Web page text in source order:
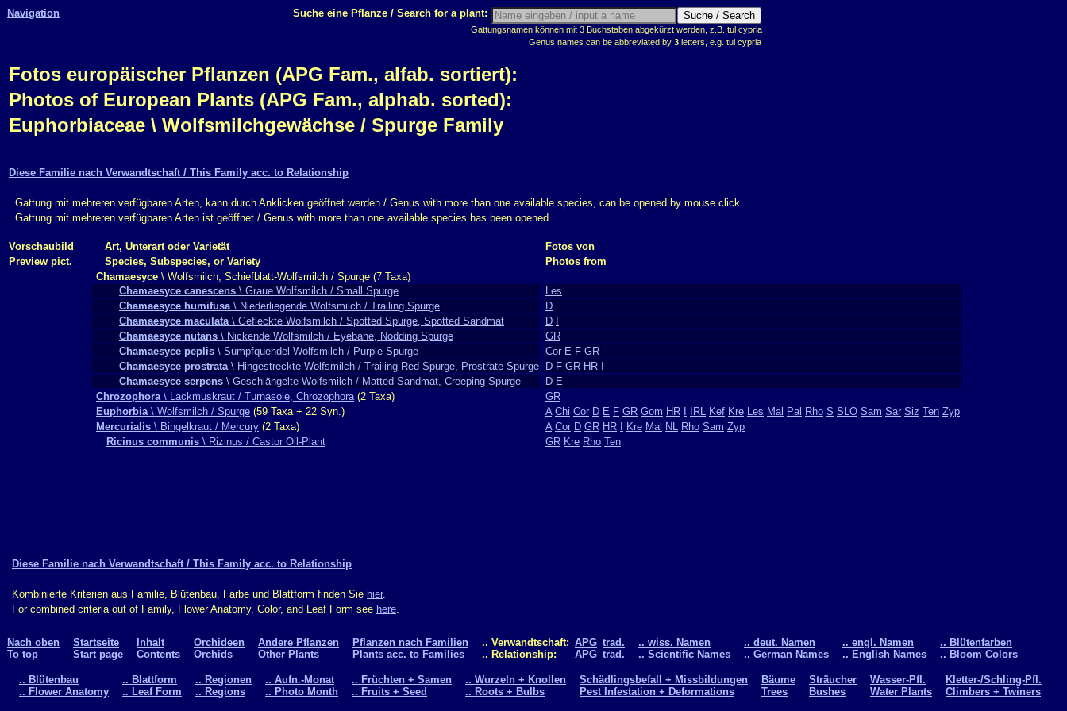
Navigation Suche eine Pflanze / Search for a plant:
Gattungsnamen können mit 3 Buchstaben abgekürzt werden, z.B. tul cypria
Genus names can be abbreviated by 3 letters, e.g. tul cypria
Fotos europäischer Pflanzen (APG Fam., alfab. sortiert):
Photos of European Plants (APG Fam., alphab. sorted):
Euphorbiaceae \ Wolfsmilchgewächse / Spurge Family
Diese Familie nach Verwandtschaft / This Family acc. to Relationship
Gattung mit mehreren verfügbaren Arten, kann durch Anklicken geöffnet werden / Genus with more than one available species, can be opened by mouse click
Gattung mit mehreren verfügbaren Arten ist geöffnet / Genus with more than one available species has been opened
Vorschaubild Art, Unterart oder Varietät
Fotos von
Preview pict.
Species, Subspecies, or Variety
Photos from
Chamaesyce \ Wolfsmilch, Schiefblatt-Wolfsmilch / Spurge (7 Taxa)
Chamaesyce canescens \ Graue Wolfsmilch / Small Spurge
Les
Chamaesyce humifusa\ Niederliegende Wolfsmilch / Trailing Spurge
D
Chamaesyce maculata\ Gefleckte Wolfsmilch / Spotted Spurge, Spotted Sandmat D
Chamaesyce nutans \ Nickende Wolfsmilch / Eyebane, Nodding Spurge
GR
Chamaesyce peplis \ Sumpfquendel-Wolfsmilch / Purple Spurge Cor E F GR
Chamaesyce prostrata\ Hingestreckte Wolfsmilch / Trailing Red Spurge, Prostrate Spurge D F GR HR
Chamaesyce serpens \ Geschlängelte Wolfsmilch / Matted Sandmat, Creeping Spurge D E
Chrozophora\ Lackmuskraut / Turnasole, Chrozophora(2 Taxa)
GR
Euphorbia\ Wolfsmilch / Spurge (59 Taxa + 22 Syn.) A Chi Cor D E F GR Gom HR IRL Kef Kre Les Mal Pal Rho S SLO Sam Sar Siz Ten Zyp
Mercurialis \ Bingelkraut / Mercury (2 Taxa) A Cor D GR HR Kre Mal NL Rho Sam Zyp
Ricinus communis \ Rizinus / Castor Oil-Plant GR Kre Rho Ten
Diese Familie nach Verwandtschaft / This Family acc. to Relationship
Kombinierte Kriterien aus Familie, Blütenbau, Farbe und Blattform finden Sie hier.
For combined criteria out of Family, Flower Anatomy, Color, and Leaf Form see here.
Nach oben
To top
Startseite
Start page
Inhalt
Contents
Orchideen
Orchids
Andere Pflanzen
Other Plants
Pflanzen nach Familien
Plants acc. to Families
.. Verwandtschaft:
.. Relationship:
APG
APG
trad.
trad.
.. wiss. Namen
.. Scientific Names
.. deut. Namen
.. German Names
.. engl. Namen
.. English Names
.. Blütenfarben
.. Bloom Colors
.. Blütenbau
.. Flower Anatomy
.. Blattform
.. Leaf Form
.. Regionen
.. Regions
.. Aufn.-Monat
.. Photo Month
.. Früchten + Samen
.. Fruits + Seed
.. Wurzeln + Knollen
.. Roots + Bulbs
Schädlingsbefall + Missbildungen
Pest Infestation + Deformations
Bäume
Trees
Sträucher
Bushes
Wasser-Pfl.
Water Plants
Kletter-/Schling-Pfl.
Climbers + Twiners